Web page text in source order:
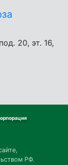
20, эт. 16,
РФ.